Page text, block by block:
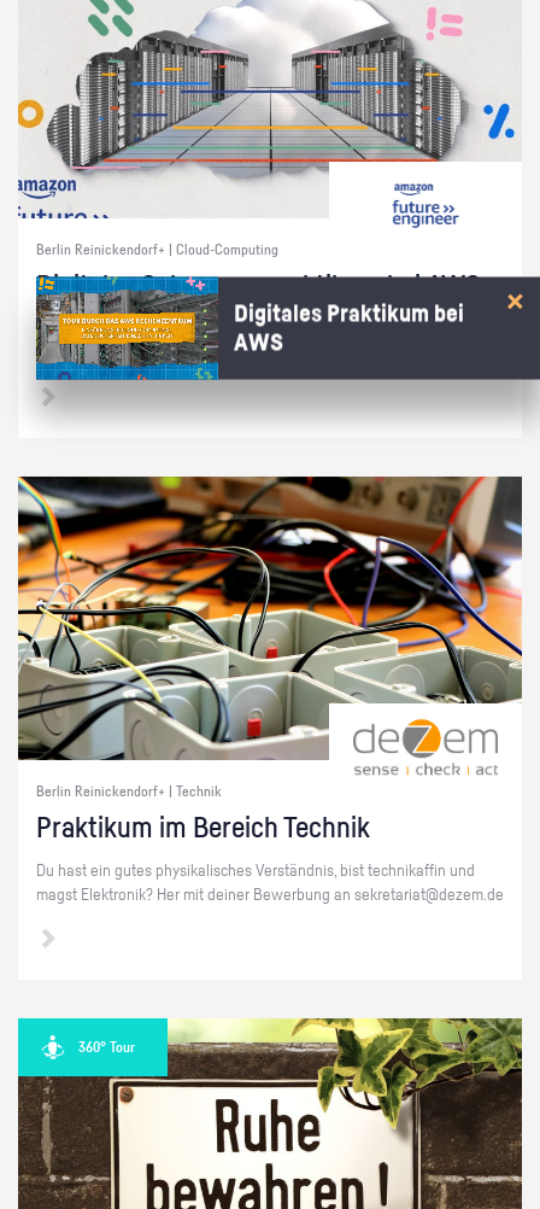
Berlin Reinickendorf+ | Cloud-Computing
Di­gi­ta­les Schnup­per­prak­ti­kum bei AWS
Wie kommt die Cham­pi­ons Le­ague auf dei­nen Bild­schirm? Ent­de­cke in
15 Min. bei AWS, wie die Cloud das mög­lich macht!
Berlin Reinickendorf+ | Technik
Prak­ti­kum im Be­reich Tech­nik
Du hast ein gutes phy­si­ka­li­sches Ver­ständ­nis, bist tech­ni­kaf­fin und
magst Elek­tro­nik? Her mit dei­ner Be­wer­bung an se­kre­ta­ri­at@​dezem.​de
360° Tour
Digitales Praktikum bei
AWS